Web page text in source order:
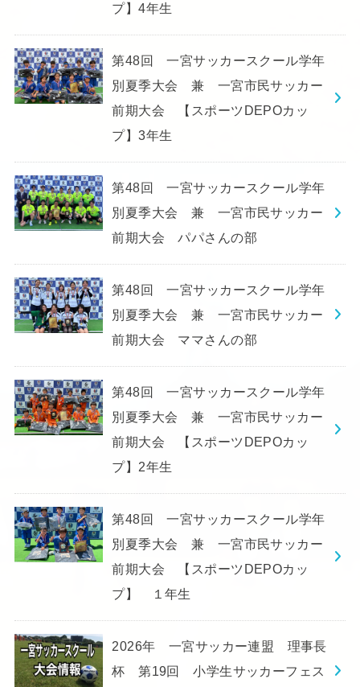
プ】4年生
第48回 一宮サッカースクール学年
別夏季大会 兼 一宮市民サッカー
前期大会 【スポーツDEPOカッ
プ】3年生
第48回 一宮サッカースクール学年
別夏季大会 兼 一宮市民サッカー
前期大会 パパさんの部
第48回 一宮サッカースクール学年
別夏季大会 兼 一宮市民サッカー
前期大会 ママさんの部
第48回 一宮サッカースクール学年
別夏季大会 兼 一宮市民サッカー
前期大会 【スポーツDEPOカッ
プ】2年生
第48回 一宮サッカースクール学年
別夏季大会 兼 一宮市民サッカー
前期大会 【スポーツDEPOカッ
プ】 １年生
2026年 一宮サッカー連盟 理事長
杯 第19回 小学生サッカーフェス